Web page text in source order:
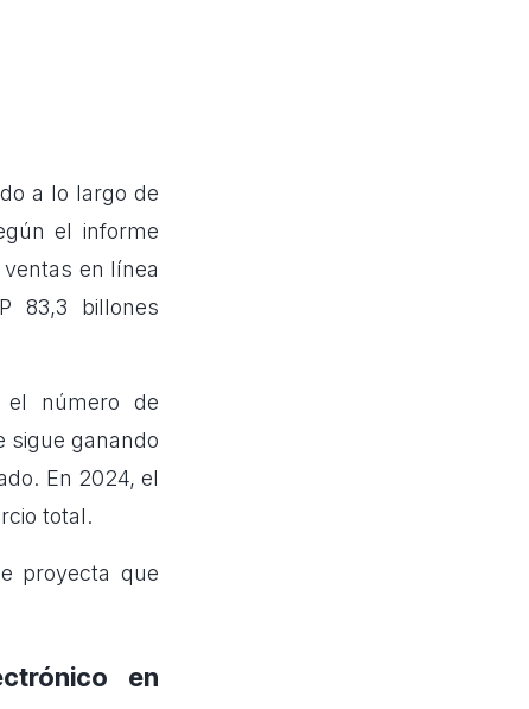
a lo largo de
el informe
en línea
83,3 billones
el número de
sigue ganando
En 2024, el
total.
proyecta que
en